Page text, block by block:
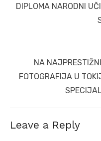
post:
DIPLOMA NARODNI
post:
NA
FOTOGRAFIJA U
Leave a Reply